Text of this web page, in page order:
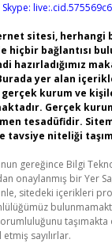
Skype:
sitesi, herhangi
hiçbir bağlantısı
hazırladığımız
yer alan
kurum ve
Gerçek
tesadüfidir.
tavsiye niteliği
gereğince Bilgi
onaylanmış bir Yer
sitedeki içerikleri
sayılırlar.